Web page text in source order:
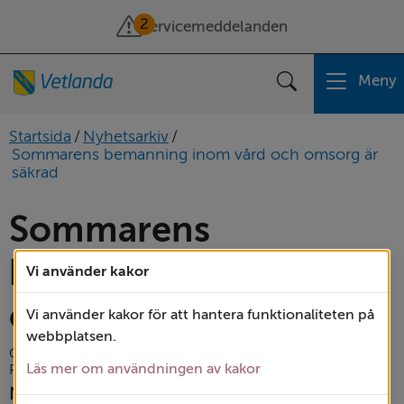
Vi använder kakor
Vi använder kakor för att hantera funktionaliteten på
webbplatsen.
Läs mer om användningen av kakor
2
Servicemeddelanden
Sök Meny
Startsida / Nyhetsarkiv /
Sommarens bemanning inom vård och omsorg är
säkrad
Sommarens
bemanning inom vård
och omsorg är säkrad
Omsorg och stöd
Publicerad: 17 juni 2026
Nu löser vi sommarens bemanning inom vård